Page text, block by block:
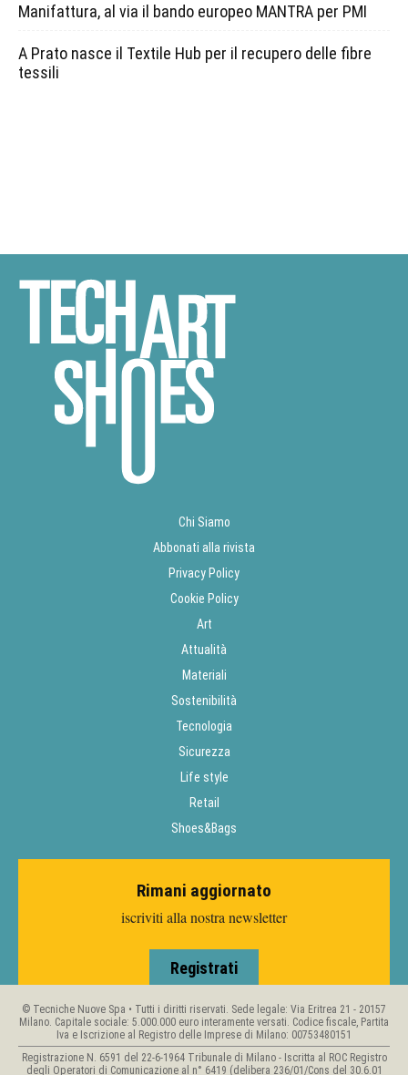
Manifattura, al via il bando europeo MANTRA per PMI
A Prato nasce il Textile Hub per il recupero delle fibre
tessili
Chi Siamo
Abbonati alla rivista
Privacy Policy
Cookie Policy
Art
Attualità
Materiali
Sostenibilità
Tecnologia
Sicurezza
Life style
Retail
Shoes&Bags
Rimani aggiornato
iscriviti alla nostra newsletter
Registrati
© Tecniche Nuove Spa • Tutti i diritti riservati. Sede legale: Via Eritrea 21 - 20157
Milano. Capitale sociale: 5.000.000 euro interamente versati. Codice fiscale, Partita
Iva e Iscrizione al Registro delle Imprese di Milano: 00753480151
Registrazione N. 6591 del 22-6-1964 Tribunale di Milano - Iscritta al ROC Registro
degli Operatori di Comunicazione al n° 6419 (delibera 236/01/Cons del 30.6.01